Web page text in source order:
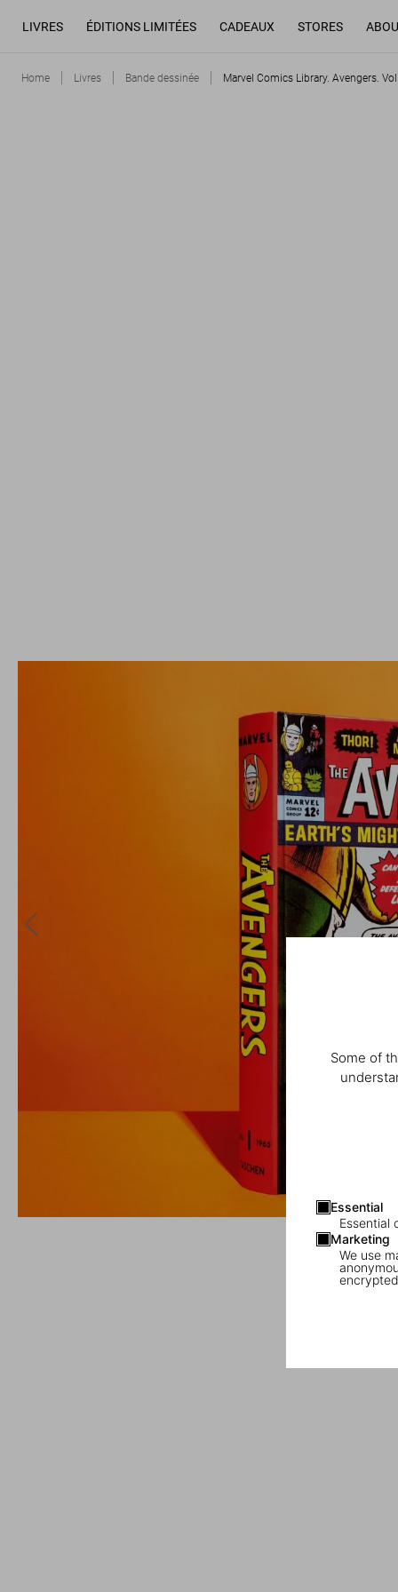
Some of
Essential
Essential
Marketing
We use
LIVRES ÉDITIONS LIMITÉES CADEAUX STORES
Home Livres Bande dessinée Marvel Comics Library. Avengers.